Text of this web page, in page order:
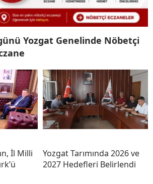
Yozgat Genelinde Nöbetçi
İl Milli
Yozgat Tarımında 2026 ve
2027 Hedefleri Belirlendi